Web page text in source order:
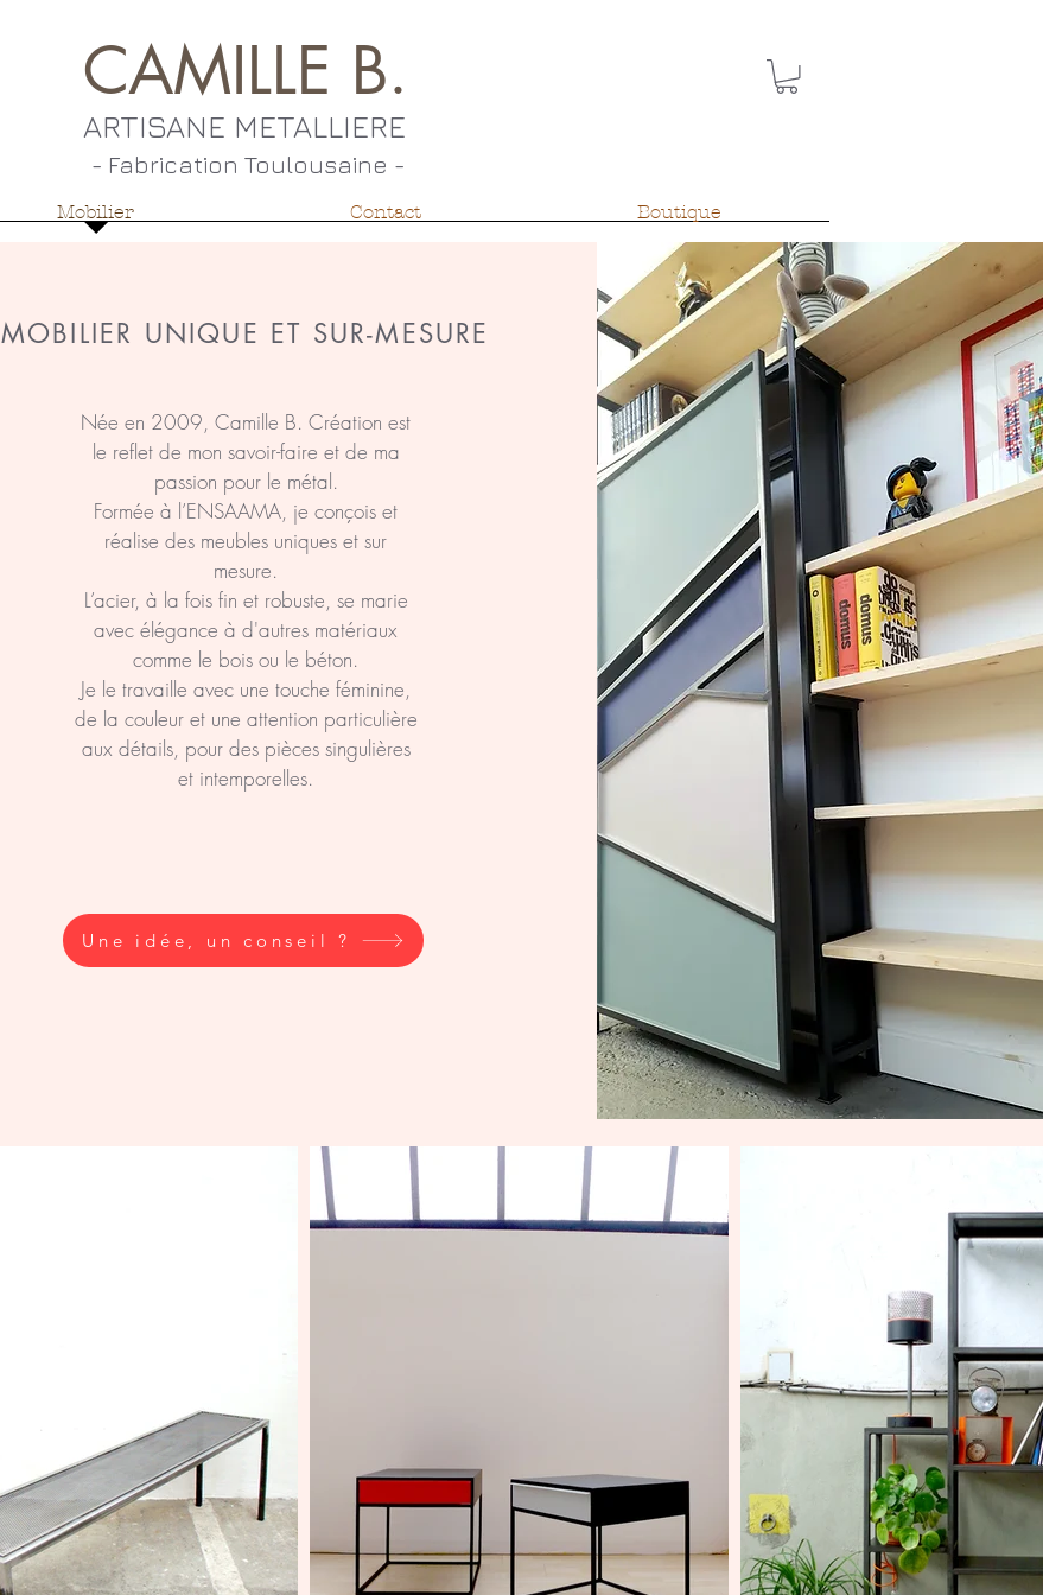
CAMILLE B.
ARTISANE METALLIERE
- Fabrication Toulousaine ​-
Mobilier Contact Boutique
MOBILIER UNIQUE ET SUR-MESURE
Née en 2009, Camille B. Création est
le reflet de mon savoir-faire et de ma
passion pour le métal.
Formée à l’ENSAAMA, je conçois et
réalise des meubles uniques et sur
mesure.
L’acier, à la fois fin et robuste, se marie
avec élégance à d'autres matériaux
comme le bois ou le béton.
Je le travaille avec une touche féminine,
de la couleur et une attention particulière
aux détails, pour des pièces singulières
et intemporelles.
Une idée, un conseil ?